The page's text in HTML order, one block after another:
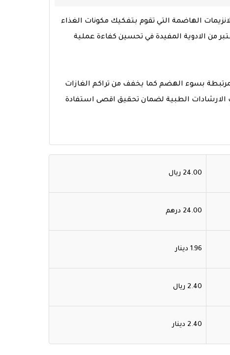
الهاضمة التي تقوم بتفكيك مكونات الغذاء
من الادوية المفيدة في تحسين كفاءة عملية
بسوء الهضم كما يخفف من تراكم الغازات
الطبية لضمان تحقيق اقصى استفادة
24.00 ريال
24.00 درهم
1.96 دينار
2.40 ريال
2.40 دينار